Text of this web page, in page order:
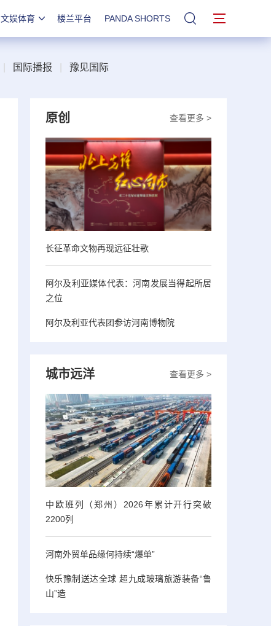
文娱体育 楼兰平台 PANDA SHORTS 站内搜索
国际播报 豫见国际
查看更多 >
原创
长征革命文物再现远征壮歌
阿尔及利亚媒体代表：河南发展当得起所居
之位
阿尔及利亚代表团参访河南博物院
查看更多 >
城市远洋
中欧班列（郑州）2026年累计开行突破
2200列
河南外贸单品缘何持续“爆单”
快乐豫制送达全球 超九成玻璃旅游装备“鲁
山”造